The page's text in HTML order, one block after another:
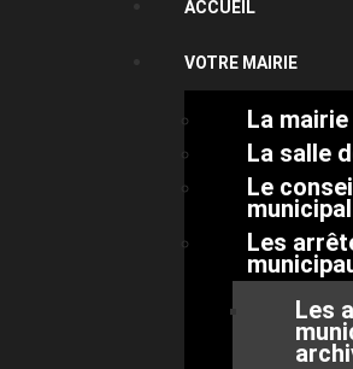
ACCUEIL
VOTRE MAIRIE
La mairie
La salle
Le
municipal
Les
Les